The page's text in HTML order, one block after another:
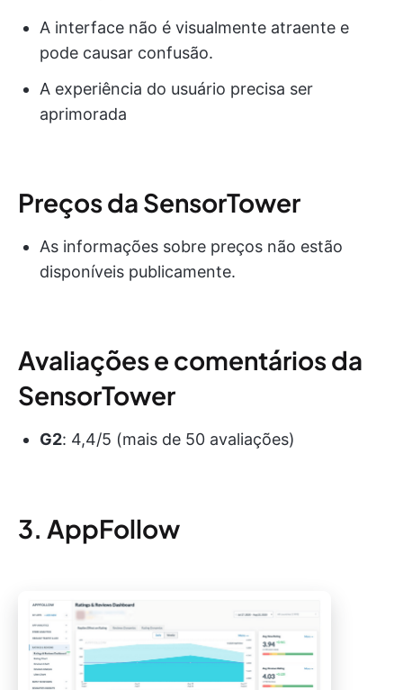
A interface não é visualmente atraente e
pode causar confusão.
A experiência do usuário precisa ser
aprimorada
Preços da SensorTower
As informações sobre preços não estão
disponíveis publicamente.
Avaliações e comentários da
SensorTower
G2: 4,4/5 (mais de 50 avaliações)
3. AppFollow